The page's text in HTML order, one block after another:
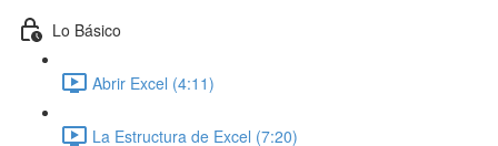
Lo Básico
Abrir Excel (4:11)
La Estructura de Excel (7:20)